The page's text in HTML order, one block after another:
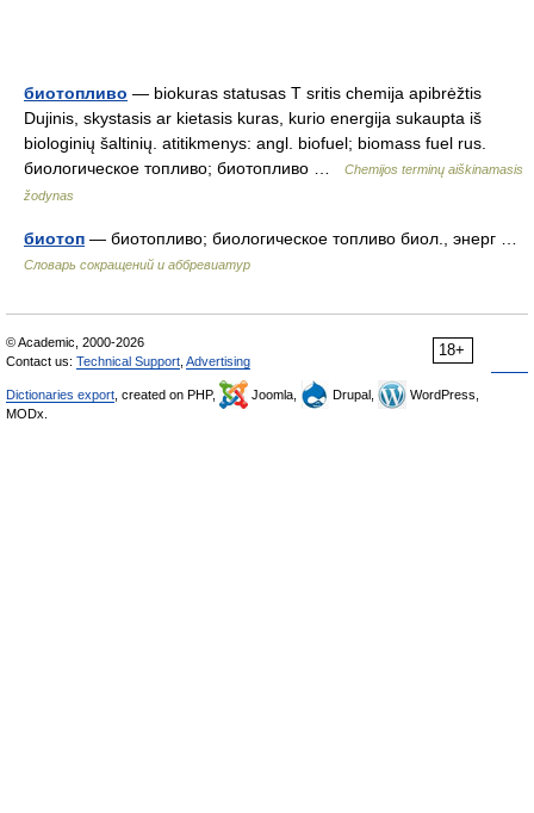
биотопливо — biokuras statusas T sritis chemija apibrėžtis
Dujinis, skystasis ar kietasis kuras, kurio energija sukaupta iš
biologinių šaltinių. atitikmenys: angl. biofuel; biomass fuel rus.
биологическое топливо; биотопливо …
Chemijos terminų aiškinamasis
žodynas
биотоп — биотопливо; биологическое топливо биол., энерг …
Словарь сокращений и аббревиатур
18+
© Academic, 2000-2026
Contact us: Technical Support Advertising
Dictionaries export , created on PHP, Joomla, Drupal,
WordPress,
MODx.